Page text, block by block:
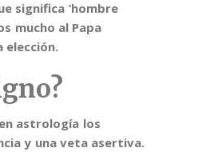
significa ‘hombre
mucho al Papa
elección.
astrología los
y una veta asertiva.